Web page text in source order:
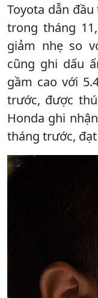
Toyota dẫn
trong tháng
giảm nhẹ so
cũng ghi dấu
gầm cao với
trước, được
Honda ghi
tháng trước,